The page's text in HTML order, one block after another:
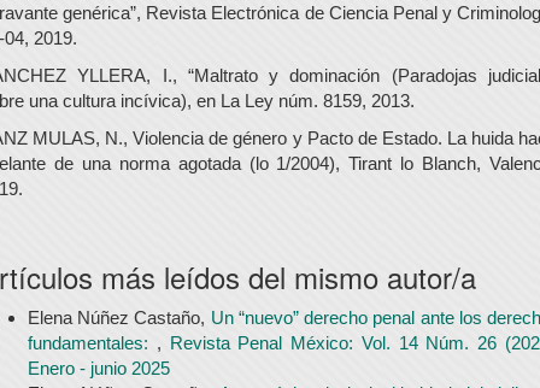
genérica”, Revista Electrónica de Ciencia Penal y
04, 2019.
YLLERA, I., “Maltrato y dominación (Paradojas
una cultura incívica), en La Ley núm. 8159, 2013.
MULAS, N., Violencia de género y Pacto de Estado. La huida
de una norma agotada (lo 1/2004), Tirant lo Blanch,
más leídos del mismo autor/a
Elena Núñez Castaño, Un “nuevo” derecho penal ante los
fundamentales: , Revista Penal México: Vol. 14 Núm. 26
Enero - junio 2025